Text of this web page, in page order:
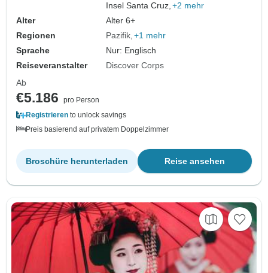
Insel Santa Cruz, +2 mehr
Alter
Alter 6+
Regionen
Pazifik +1 mehr
Sprache
Nur: Englisch
Reiseveranstalter
Discover Corps
Ab
€5.186
pro Person
Registrieren to unlock savings
Preis basierend auf privatem Doppelzimmer
Reise ansehen
Broschüre herunterladen